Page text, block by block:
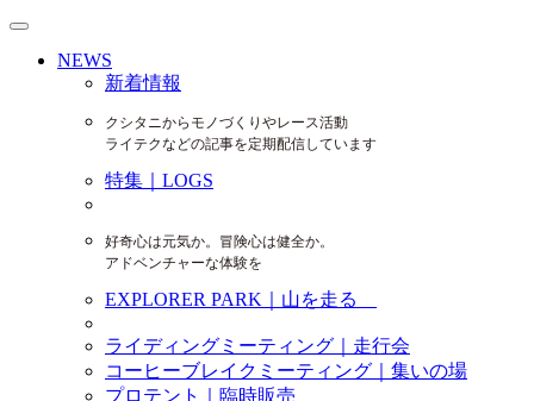
NEWS
新着情報
クシタニからモノづくりやレース活動
ライテクなどの記事を定期配信しています
特集｜LOGS
好奇心は元気か。冒険心は健全か。
アドベンチャーな体験を
EXPLORER PARK｜山を走る
ライディングミーティング｜走行会
コーヒーブレイクミーティング｜集いの場
プロテント｜臨時販売